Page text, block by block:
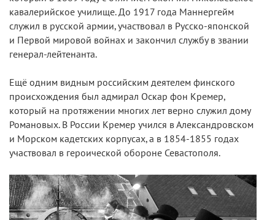
кавалерийское училище. До 1917 года Маннергейм
служил в русской армии, участвовал в Русско-японской
и Первой мировой войнах и закончил службу в звании
генерал-лейтенанта.
Ещё одним видным российским деятелем финского
происхождения был адмирал Оскар фон Кремер,
который на протяжении многих лет верно служил дому
Романовых. В России Кремер учился в Александровском
и Морском кадетских корпусах, а в 1854-1855 годах
участвовал в героической обороне Севастополя.